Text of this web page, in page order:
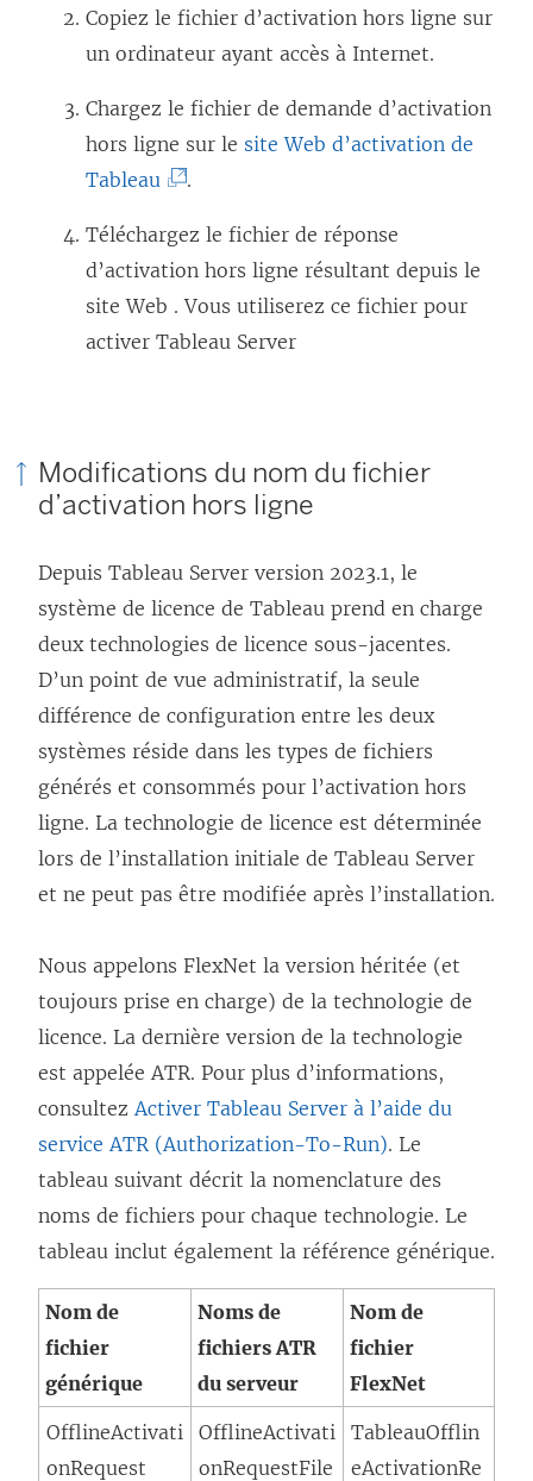
Copiez le fichier d’activation hors ligne sur
un ordinateur ayant accès à Internet.
Chargez le fichier de demande d’activation
hors ligne sur le site Web d’activation de
Tableau
e
l
i
e
’
o
v
r
e
d
a
n
s
u
n
e
o
u
v
e
l
l
e
f
e
n
e
.
Téléchargez le fichier de réponse
d’activation hors ligne résultant depuis le
site Web . Vous utiliserez ce fichier pour
activer Tableau Server
Modifications du nom du fichier
d’activation hors ligne
Depuis Tableau Server version 2023.1, le
système de licence de Tableau prend en charge
deux technologies de licence sous-jacentes.
D’un point de vue administratif, la seule
différence de configuration entre les deux
systèmes réside dans les types de fichiers
générés et consommés pour l’activation hors
ligne. La technologie de licence est déterminée
lors de l’installation initiale de Tableau Server
et ne peut pas être modifiée après l’installation.
Nous appelons FlexNet la version héritée (et
toujours prise en charge) de la technologie de
licence. La dernière version de la technologie
est appelée ATR. Pour plus d’informations,
consultez Activer Tableau Server à l’aide du
service ATR (Authorization-To-Run). Le
tableau suivant décrit la nomenclature des
noms de fichiers pour chaque technologie. Le
tableau inclut également la référence générique.
Nom de
fichier
générique
Noms de
fichiers ATR
du serveur
Nom de
fichier
FlexNet
OfflineActivati
onRequest
OfflineActivati
onRequestFile
TableauOfflin
eActivationRe